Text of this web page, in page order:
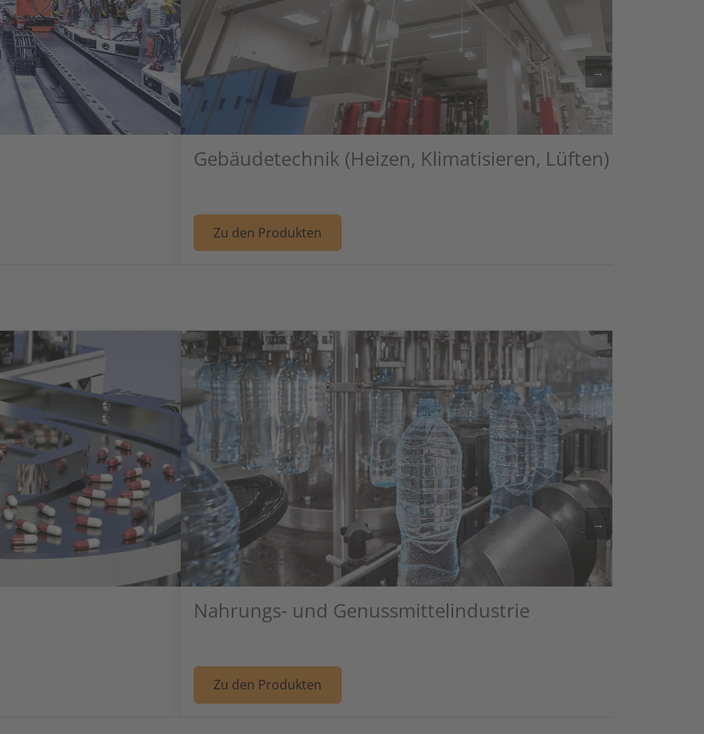
und Anlagenbau
Gebäudetechnik (Heizen, Klimatisieren, Lüften)
Zu den Produkten
Weiter zu Artikel: Gebäudetechnik (Heizen, Klimatisieren,
→
Nahrungs- und Genussmittelindustrie
Zu den Produkten
Weiter zu Artikel: Nahrungs- und Genussmittelindustrie
→